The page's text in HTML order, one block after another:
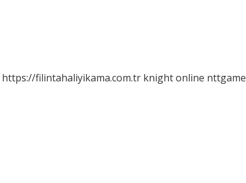
https://filintahaliyikama.com.tr knight online nttgame